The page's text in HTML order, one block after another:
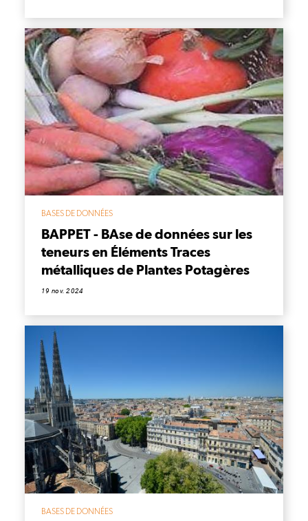
BASES DE DONNÉES
BAPPET - BAse de données sur les
teneurs en Éléments Traces
métalliques de Plantes Potagères
19 nov. 2024
BASES DE DONNÉES